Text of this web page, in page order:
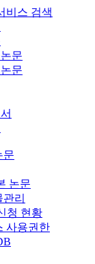
비스 검색
문
문
문
논문
리
청 현황
사용권한